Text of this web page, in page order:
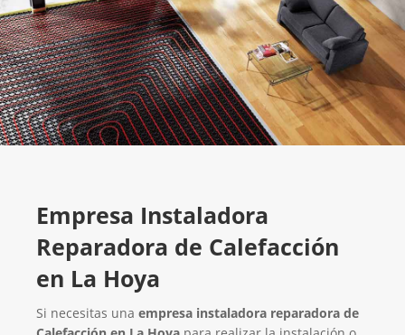
Empresa Instaladora
Reparadora de Calefacción
en La Hoya
Si necesitas una empresa instaladora reparadora de